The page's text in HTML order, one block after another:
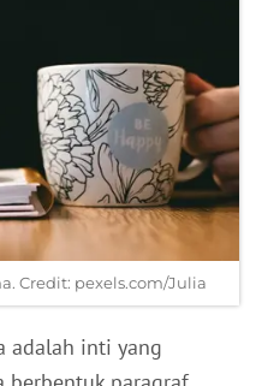
Credit: pexels.com/Julia
adalah inti yang